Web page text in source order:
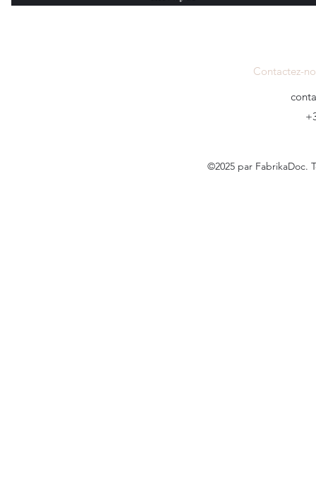
Contactez-
©2025 par FabrikaDoc.